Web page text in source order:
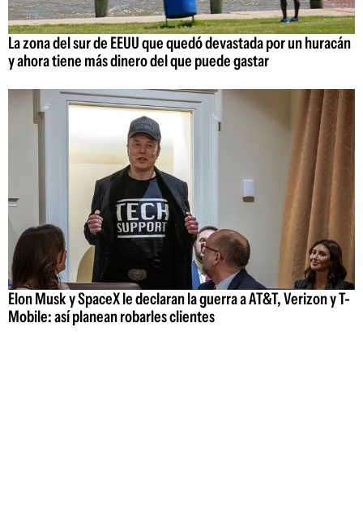
La zona del sur de EEUU que quedó devastada por un huracán
y ahora tiene más dinero del que puede gastar
Elon Musk y SpaceX le declaran la guerra a AT&T, Verizon y T-
Mobile: así planean robarles clientes